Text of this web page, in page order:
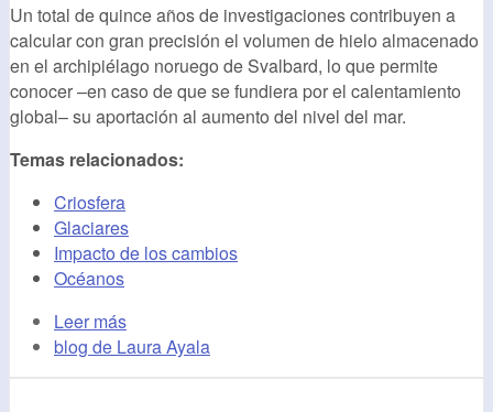
Un total de quince años de investigaciones contribuyen a
calcular con gran precisión el volumen de hielo almacenado
en el archipiélago noruego de Svalbard, lo que permite
conocer –en caso de que se fundiera por el calentamiento
global– su aportación al aumento del nivel del mar.
Temas relacionados:
Criosfera
Glaciares
Impacto de los cambios
Océanos
Leer más
blog de Laura Ayala